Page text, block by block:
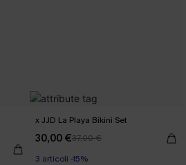
x JJD La Playa Bikini Set
30,00 €37,00 €
3 articoli -15%